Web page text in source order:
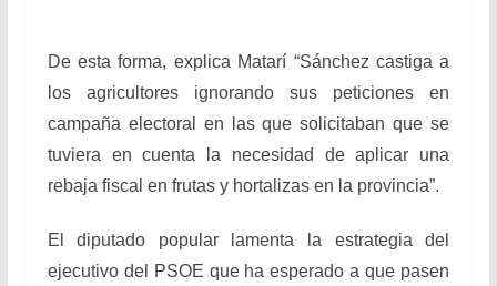
De esta forma, explica Matarí “Sánchez castiga a
los agricultores ignorando sus peticiones en
campaña electoral en las que solicitaban que se
tuviera en cuenta la necesidad de aplicar una
rebaja fiscal en frutas y hortalizas en la provincia”.
El diputado popular lamenta la estrategia del
ejecutivo del PSOE que ha esperado a que pasen